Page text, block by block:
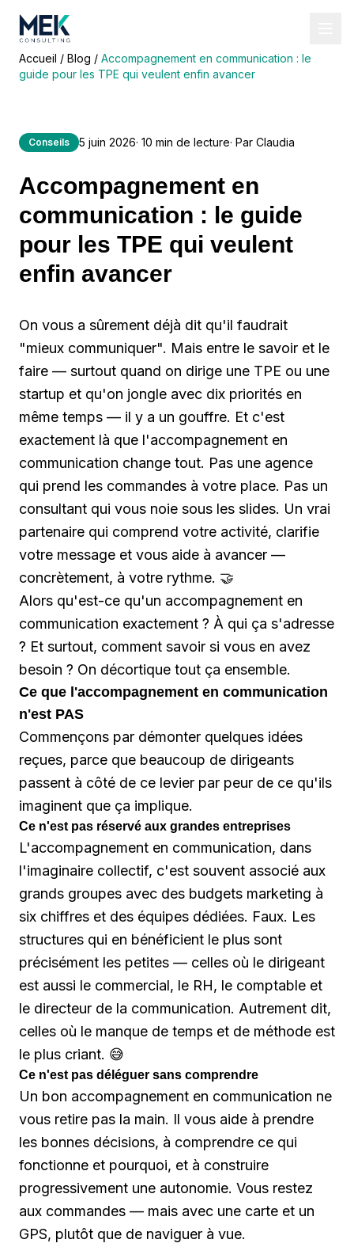
Accueil / Blog / Accompagnement en communication : le
guide pour les TPE qui veulent enfin avancer
Conseils 5 juin 2026· 10 min de lecture· Par Claudia
Accompagnement en
communication : le guide
pour les TPE qui veulent
enfin avancer
On vous a sûrement déjà dit qu'il faudrait
"mieux communiquer". Mais entre le savoir et le
faire — surtout quand on dirige une TPE ou une
startup et qu'on jongle avec dix priorités en
même temps — il y a un gouffre. Et c'est
exactement là que l'accompagnement en
communication change tout. Pas une agence
qui prend les commandes à votre place. Pas un
consultant qui vous noie sous les slides. Un vrai
partenaire qui comprend votre activité, clarifie
votre message et vous aide à avancer —
concrètement, à votre rythme. 🤝
Alors qu'est-ce qu'un accompagnement en
communication exactement ? À qui ça s'adresse
? Et surtout, comment savoir si vous en avez
besoin ? On décortique tout ça ensemble.
Ce que l'accompagnement en communication
n'est PAS
Commençons par démonter quelques idées
reçues, parce que beaucoup de dirigeants
passent à côté de ce levier par peur de ce qu'ils
imaginent que ça implique.
Ce n'est pas réservé aux grandes entreprises
L'accompagnement en communication, dans
l'imaginaire collectif, c'est souvent associé aux
grands groupes avec des budgets marketing à
six chiffres et des équipes dédiées. Faux. Les
structures qui en bénéficient le plus sont
précisément les petites — celles où le dirigeant
est aussi le commercial, le RH, le comptable et
le directeur de la communication. Autrement dit,
celles où le manque de temps et de méthode est
le plus criant. 😅
Ce n'est pas déléguer sans comprendre
Un bon accompagnement en communication ne
vous retire pas la main. Il vous aide à prendre
les bonnes décisions, à comprendre ce qui
fonctionne et pourquoi, et à construire
progressivement une autonomie. Vous restez
aux commandes — mais avec une carte et un
GPS, plutôt que de naviguer à vue.